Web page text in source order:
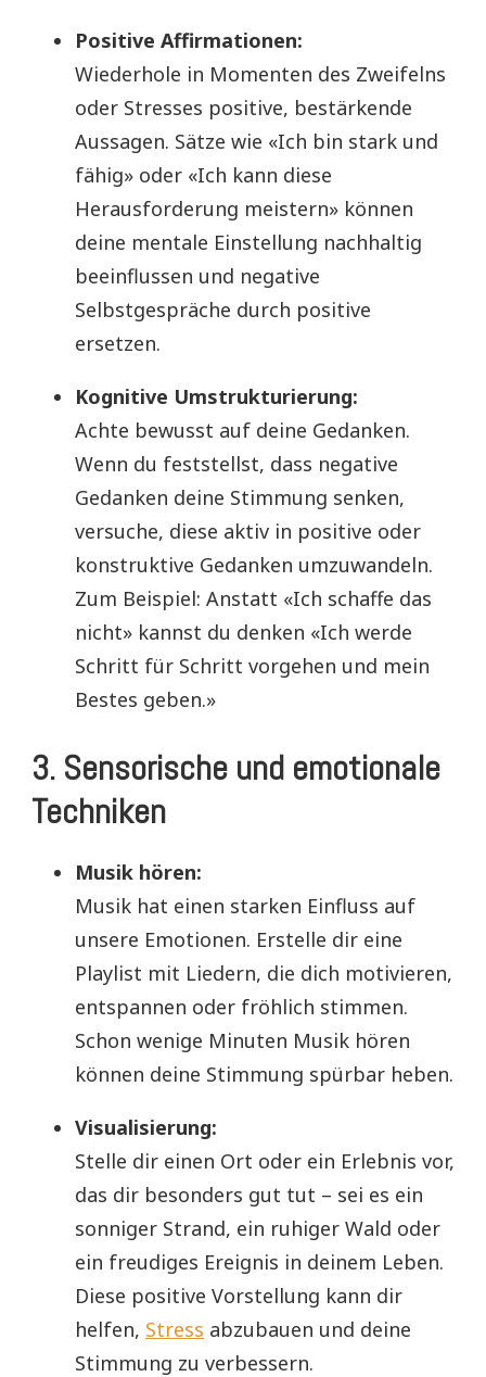
Positive Affirmationen:
Wiederhole in Momenten des Zweifelns
oder Stresses positive, bestärkende
Aussagen. Sätze wie «Ich bin stark und
fähig» oder «Ich kann diese
Herausforderung meistern» können
deine mentale Einstellung nachhaltig
beeinflussen und negative
Selbstgespräche durch positive
ersetzen.
Kognitive Umstrukturierung:
Achte bewusst auf deine Gedanken.
Wenn du feststellst, dass negative
Gedanken deine Stimmung senken,
versuche, diese aktiv in positive oder
konstruktive Gedanken umzuwandeln.
Zum Beispiel: Anstatt «Ich schaffe das
nicht» kannst du denken «Ich werde
Schritt für Schritt vorgehen und mein
Bestes geben.»
3. Sensorische und emotionale
Techniken
Musik hören:
Musik hat einen starken Einfluss auf
unsere Emotionen. Erstelle dir eine
Playlist mit Liedern, die dich motivieren,
entspannen oder fröhlich stimmen.
Schon wenige Minuten Musik hören
können deine Stimmung spürbar heben.
Visualisierung:
Stelle dir einen Ort oder ein Erlebnis vor,
das dir besonders gut tut – sei es ein
sonniger Strand, ein ruhiger Wald oder
ein freudiges Ereignis in deinem Leben.
Diese positive Vorstellung kann dir
helfen, Stress abzubauen und deine
Stimmung zu verbessern.